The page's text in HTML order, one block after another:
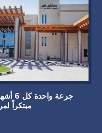
مبتكراً